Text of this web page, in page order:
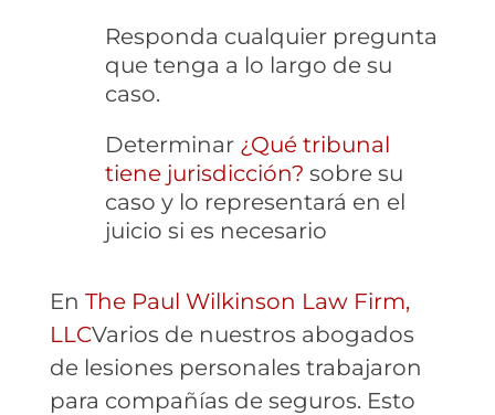
Responda cualquier pregunta
que tenga a lo largo de su
caso.
Determinar ¿Qué tribunal
tiene jurisdicción? sobre su
caso y lo representará en el
juicio si es necesario
En The Paul Wilkinson Law Firm,
LLCVarios de nuestros abogados
de lesiones personales trabajaron
para compañías de seguros. Esto